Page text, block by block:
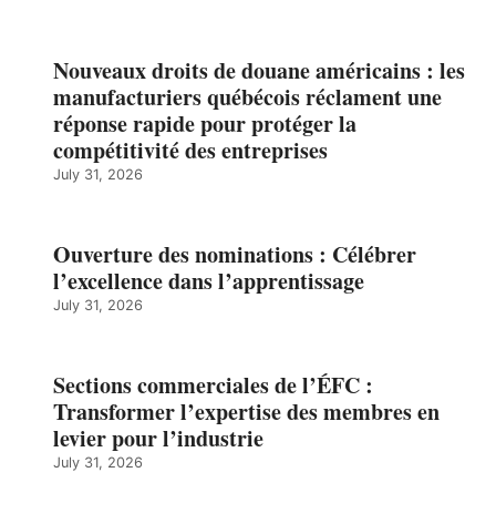
Nouveaux droits de douane américains : les
manufacturiers québécois réclament une
réponse rapide pour protéger la
compétitivité des entreprises
July 31, 2026
Ouverture des nominations : Célébrer
l’excellence dans l’apprentissage
July 31, 2026
Sections commerciales de l’ÉFC :
Transformer l’expertise des membres en
levier pour l’industrie
July 31, 2026